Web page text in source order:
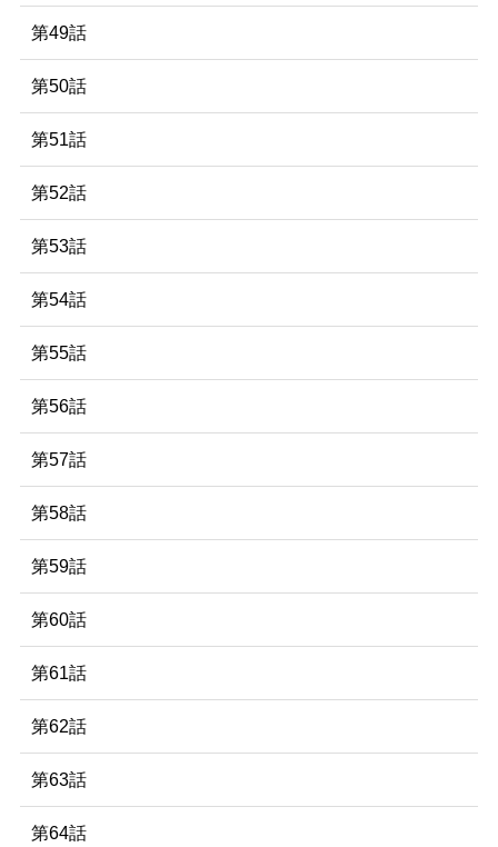
第49話
第50話
第51話
第52話
第53話
第54話
第55話
第56話
第57話
第58話
第59話
第60話
第61話
第62話
第63話
第64話